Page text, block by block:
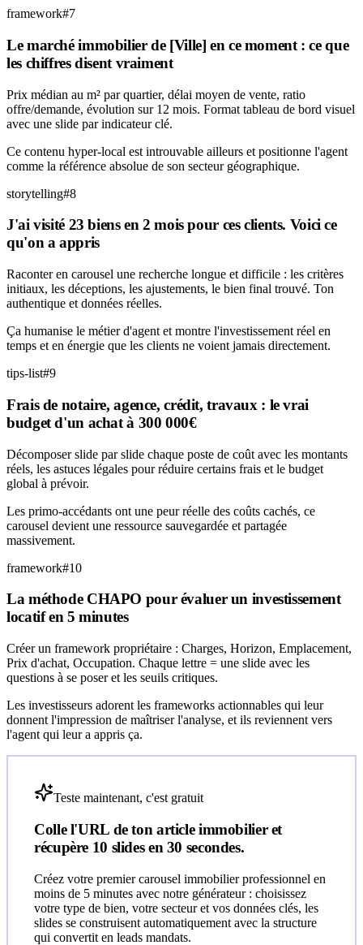
framework#7
Le marché immobilier de [Ville] en ce moment : ce que
les chiffres disent vraiment
Prix médian au m² par quartier, délai moyen de vente, ratio
offre/demande, évolution sur 12 mois. Format tableau de bord visuel
avec une slide par indicateur clé.
Ce contenu hyper-local est introuvable ailleurs et positionne l'agent
comme la référence absolue de son secteur géographique.
storytelling#8
J'ai visité 23 biens en 2 mois pour ces clients. Voici ce
qu'on a appris
Raconter en carousel une recherche longue et difficile : les critères
initiaux, les déceptions, les ajustements, le bien final trouvé. Ton
authentique et données réelles.
Ça humanise le métier d'agent et montre l'investissement réel en
temps et en énergie que les clients ne voient jamais directement.
tips-list#9
Frais de notaire, agence, crédit, travaux : le vrai
budget d'un achat à 300 000€
Décomposer slide par slide chaque poste de coût avec les montants
réels, les astuces légales pour réduire certains frais et le budget
global à prévoir.
Les primo-accédants ont une peur réelle des coûts cachés, ce
carousel devient une ressource sauvegardée et partagée
massivement.
framework#10
La méthode CHAPO pour évaluer un investissement
locatif en 5 minutes
Créer un framework propriétaire : Charges, Horizon, Emplacement,
Prix d'achat, Occupation. Chaque lettre = une slide avec les
questions à se poser et les seuils critiques.
Les investisseurs adorent les frameworks actionnables qui leur
donnent l'impression de maîtriser l'analyse, et ils reviennent vers
l'agent qui leur a appris ça.
Teste maintenant, c'est gratuit
Colle l'URL de ton articleimmobilieret
récupère 10 slides en 30 secondes.
Créez votre premier carousel immobilier professionnel en
moins de 5 minutes avec notre générateur : choisissez
votre type de bien, votre secteur et vos données clés, les
slides se construisent automatiquement avec la structure
qui convertit en leads mandats.